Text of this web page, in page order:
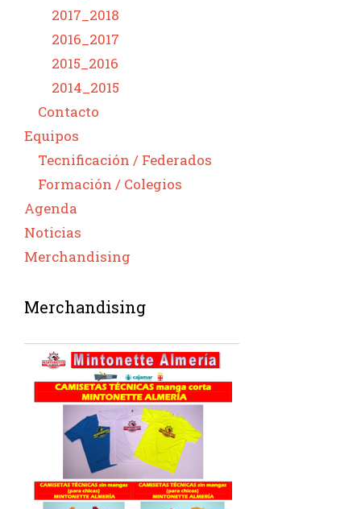
2017_2018
2016_2017
2015_2016
2014_2015
Contacto
Equipos
Tecnificación / Federados
Formación / Colegios
Agenda
Noticias
Merchandising
Merchandising